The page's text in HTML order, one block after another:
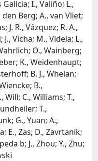
I., Valiño; L.,
Berg; A., van Vliet;
J. R., Vázquez; R. A.,
Vicha; M., Videla; L.,
O., Wainberg;
K., Weidenhaupt;
B. J., Whelan;
B.,
Will; C., Williams; T.,
T.,
G., Yuan; A.,
E., Zas; D., Zavrtanik;
b; J., Zhou; Y., Zhu;